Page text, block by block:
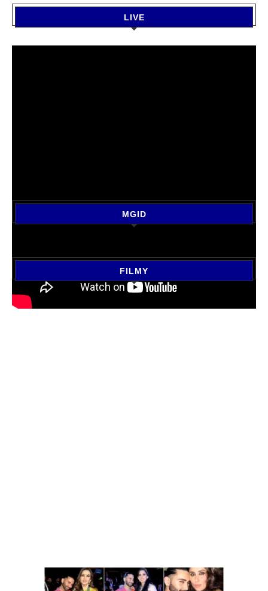
LIVE
MGID
FILMY